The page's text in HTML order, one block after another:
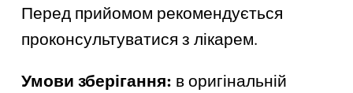
Перед прийомом рекомендується
проконсультуватися з лікарем.
Умови зберігання: в оригінальній